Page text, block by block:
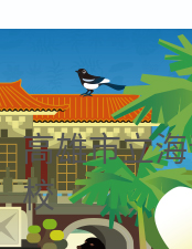
高雄市立
校